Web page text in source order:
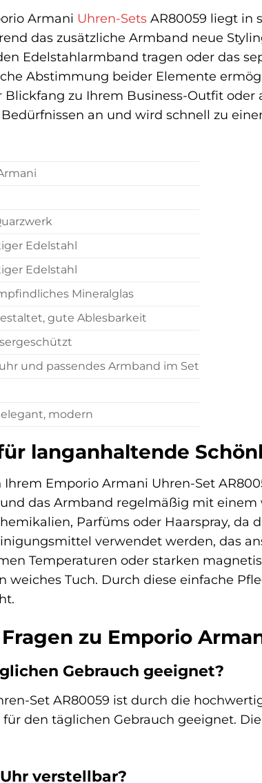
Armani Uhren-Sets AR80059 liegt in
das zusätzliche Armband neue
Edelstahlarmband tragen oder das
Abstimmung beider Elemente
Blickfang zu Ihrem Business-Outfit
an und wird schnell zu
Edelstahl
Edelstahl
Mineralglas
gute Ablesbarkeit
und passendes Armband im Set
elegant, modern
langanhaltende
Ihrem Emporio Armani Uhren-Set
und das Armband regelmäßig mit
Parfüms oder Haarspray, da
verwendet werden, das
Temperaturen oder starken
weiches Tuch. Durch diese einfache
zu Emporio
Gebrauch geeignet?
Set AR80059 ist durch die
den täglichen Gebrauch geeignet.
verstellbar?